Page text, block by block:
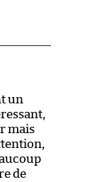
un
mais
de